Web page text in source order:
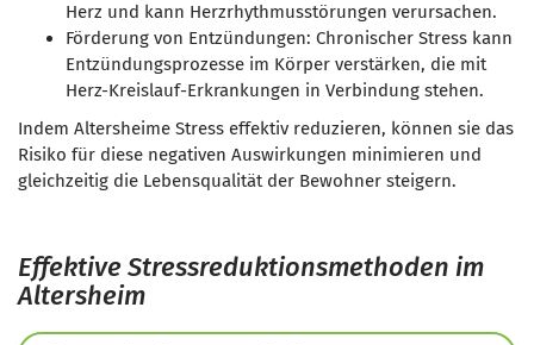
Herz und kann Herzrhythmusstörungen verursachen.
Förderung von Entzündungen: Chronischer Stress kann
Entzündungsprozesse im Körper verstärken, die mit
Herz-Kreislauf-Erkrankungen in Verbindung stehen.
Indem Altersheime Stress effektiv reduzieren, können sie das
Risiko für diese negativen Auswirkungen minimieren und
gleichzeitig die Lebensqualität der Bewohner steigern.
Effektive Stressreduktionsmethoden im
Altersheim